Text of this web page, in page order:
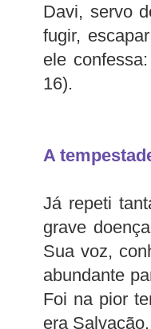
Davi, servo
fugir,
ele
16).
A
Já repeti
grave
Sua voz,
abundante
Foi na pior
era Salvação.